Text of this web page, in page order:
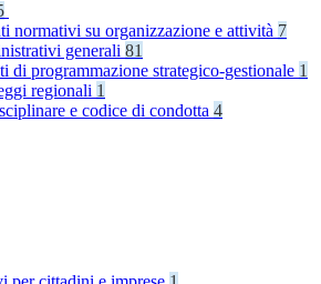
normativi su organizzazione e attività 7
generali 81
di programmazione strategico-gestionale 1
regionali 1
e codice di condotta 4